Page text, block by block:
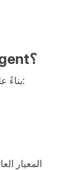
كيف يُرتب AICPB Minmax Agent؟
يتم تصنيف Minmax Agent بناءً على المعايير التالية: